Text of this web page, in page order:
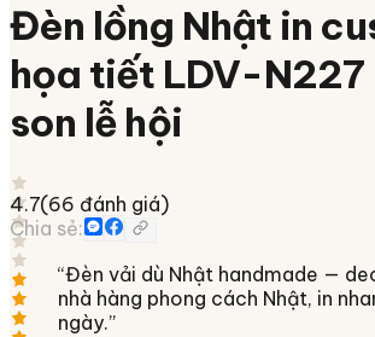
Đèn lồng Nhật in
họa tiết LDV-
son lễ hội
4.7(66 đánh giá)
Chia sẻ:
“Đèn vải dù Nhật handmade —
nhà hàng phong cách Nhật, in
ngày.”